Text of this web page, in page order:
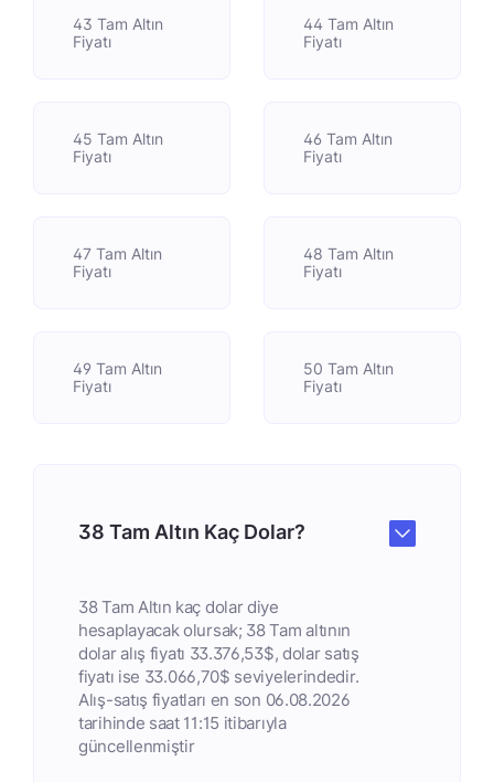
43 Tam Altın
Fiyatı
44 Tam Altın
Fiyatı
45 Tam Altın
Fiyatı
46 Tam Altın
Fiyatı
47 Tam Altın
Fiyatı
48 Tam Altın
Fiyatı
49 Tam Altın
Fiyatı
50 Tam Altın
Fiyatı
38 Tam Altın Kaç Dolar?
38 Tam Altın kaç dolar diye
hesaplayacak olursak; 38 Tam altının
dolar alış fiyatı 33.376,53$, dolar satış
fiyatı ise 33.066,70$ seviyelerindedir.
Alış-satış fiyatları en son 06.08.2026
tarihinde saat 11:15 itibarıyla
güncellenmiştir